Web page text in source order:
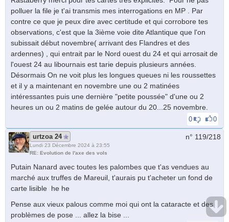
polluer la file je t'ai transmis mes interrogations en MP . Par
contre ce que je peux dire avec certitude et qui corrobore tes
observations, c'est que la 3ième voie dite Atlantique que l'on
subissait début novembre( arrivant des Flandres et des
ardennes) , qui entrait par le Nord ouest du 24 et qui arrosait de
l'ouest 24 au libournais est tarie depuis plusieurs années.
Désormais On ne voit plus les longues queues ni les roussettes
et il y a maintenant en novembre une ou 2 matinées
intéressantes puis une dernière "petite poussée" d'une ou 2
heures un ou 2 matins de gelée autour du 20...25 novembre.
0 0
urtzoa 24
Lundi 23 Décembre 2024 à 23:55
RE: Evolution de l'axe des vols
n° 119/218
Putain Nanard avec toutes les palombes que t'as vendues au
marché aux truffes de Mareuil, t'aurais pu t'acheter un fond de
carte lisible he he
Pense aux vieux palous comme moi qui ont la cataracte et des
problèmes de pose ... allez la bise ...